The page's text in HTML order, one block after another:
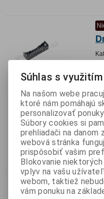
Súhlas s
Na našom webe
ktoré nám pomáhajú
personalizovať ponuky.
Súbory cookies si
prehliadači na danom
webová stránka
prispôsobiť vašim
Blokovanie
vplyv na vašu
webom, taktiež
vám ponuku na